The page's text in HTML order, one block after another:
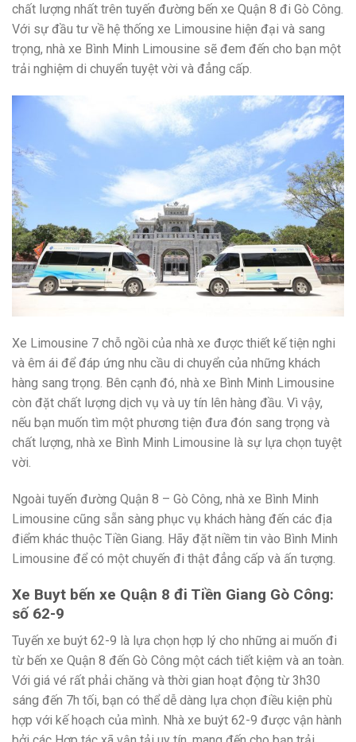
chất lượng nhất trên tuyến đường bến xe Quận 8 đi Gò Công.
Với sự đầu tư về hệ thống xe Limousine hiện đại và sang
trọng, nhà xe Bình Minh Limousine sẽ đem đến cho bạn một
trải nghiệm di chuyển tuyệt vời và đẳng cấp.
Xe Limousine 7 chỗ ngồi của nhà xe được thiết kế tiện nghi
và êm ái để đáp ứng nhu cầu di chuyển của những khách
hàng sang trọng. Bên cạnh đó, nhà xe Bình Minh Limousine
còn đặt chất lượng dịch vụ và uy tín lên hàng đầu. Vì vậy,
nếu bạn muốn tìm một phương tiện đưa đón sang trọng và
chất lượng, nhà xe Bình Minh Limousine là sự lựa chọn tuyệt
vời.
Ngoài tuyến đường Quận 8 – Gò Công, nhà xe Bình Minh
Limousine cũng sẵn sàng phục vụ khách hàng đến các địa
điểm khác thuộc Tiền Giang. Hãy đặt niềm tin vào Bình Minh
Limousine để có một chuyến đi thật đẳng cấp và ấn tượng.
Xe Buyt bến xe Quận 8 đi Tiền Giang Gò Công:
số 62-9
Tuyến xe buýt 62-9 là lựa chọn hợp lý cho những ai muốn đi
từ bến xe Quận 8 đến Gò Công một cách tiết kiệm và an toàn.
Với giá vé rất phải chăng và thời gian hoạt động từ 3h30
sáng đến 7h tối, bạn có thể dễ dàng lựa chọn điều kiện phù
hợp với kế hoạch của mình. Nhà xe buýt 62-9 được vận hành